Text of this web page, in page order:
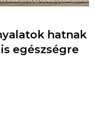
hatnak
egészségre